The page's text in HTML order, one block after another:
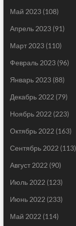
Май 2023(108)
Апрель 2023(91)
Март 2023(110)
Февраль 2023(96)
Январь 2023(88)
Декабрь 2022 (79)
Ноябрь 2022 (223)
Октябрь 2022 (163)
Сентябрь 2022 (113)
Август 2022 (90)
Июль 2022 (123)
Июнь 2022 (233)
Май 2022 (114)